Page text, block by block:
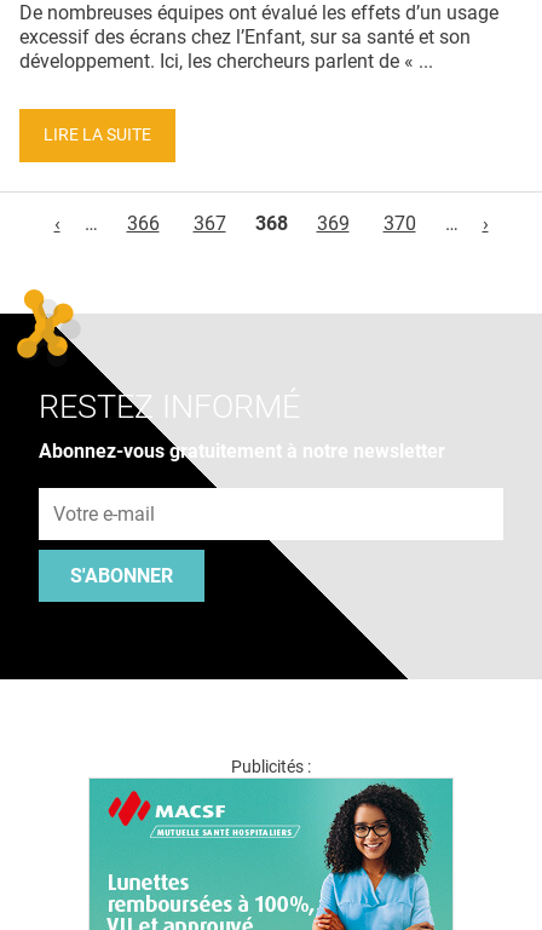
De nombreuses équipes ont évalué les effets d’un usage
excessif des écrans chez l’Enfant, sur sa santé et son
développement. Ici, les chercheurs parlent de « ...
LIRE LA SUITE
‹
… 366 367 368 369 370 … ›
RESTEZ INFORMÉ
Abonnez-vous gratuitement à notre newsletter
S'ABONNER
Publicités :